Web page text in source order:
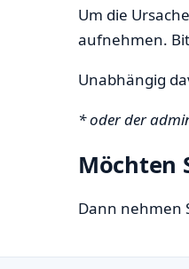
Um die
aufnehmen.
Unabhängig
* oder der
Möchten
Dann nehmen